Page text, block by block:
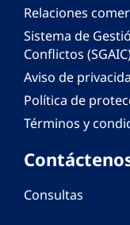
Relaciones
Sistema de
Conflictos
Aviso de
Política de
Términos y
Consultas